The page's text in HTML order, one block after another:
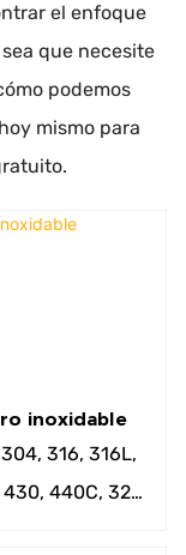
el enfoque
que necesite
podemos
mismo para
inoxidable
316, 316L,
440C, 321,